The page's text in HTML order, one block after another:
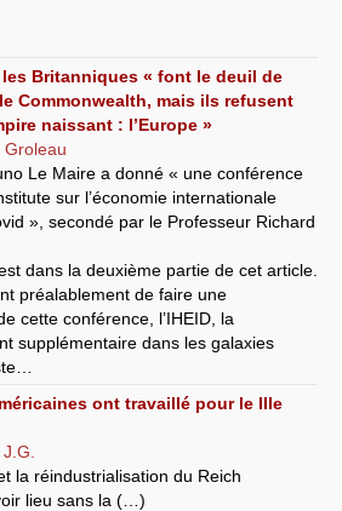
Britanniques « font le deuil de
Commonwealth, mais ils refusent
naissant : l’Europe »
Groleau
Le Maire a donné « une conférence
sur l’économie internationale
», secondé par le Professeur Richard
dans la deuxième partie de cet article.
préalablement de faire une
cette conférence, l’IHEID, la
supplémentaire dans les galaxies
ont travaillé pour le IIIe
J.G.
la réindustrialisation du Reich
lieu sans la (…)